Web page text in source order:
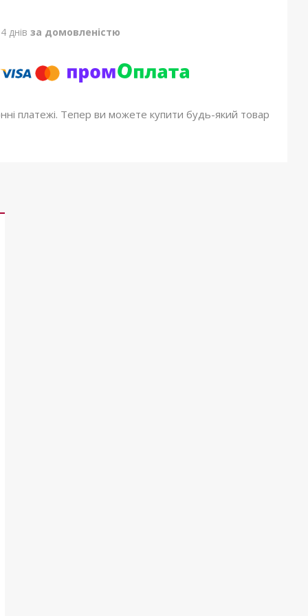
днів за домовленістю
платежі. Тепер ви можете купити будь-який товар